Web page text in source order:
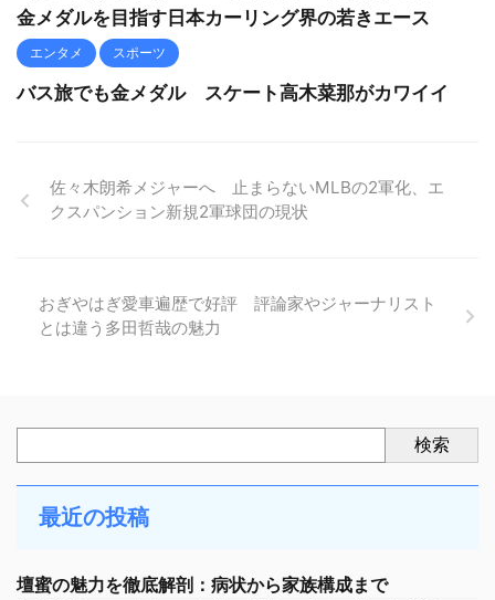
金メダルを目指す日本カーリング界の若きエース
エンタメ スポーツ
バス旅でも金メダル スケート高木菜那がカワイイ
佐々木朗希メジャーへ 止まらないMLBの2軍化、エ
クスパンション新規2軍球団の現状
おぎやはぎ愛車遍歴で好評 評論家やジャーナリスト
とは違う多田哲哉の魅力
検索
最近の投稿
壇蜜の魅力を徹底解剖：病状から家族構成まで